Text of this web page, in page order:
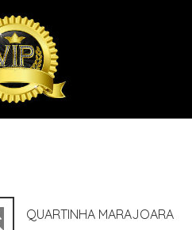
QUARTINHA MARAJOARA